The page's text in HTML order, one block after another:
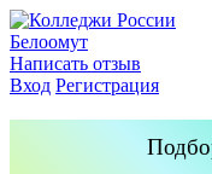
Белоомут
Написать отзыв
Вход Регистрация